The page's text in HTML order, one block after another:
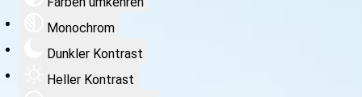
Monochrom
Dunkler Kontrast
Heller Kontrast